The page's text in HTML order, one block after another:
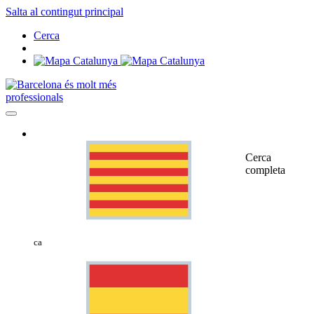
Salta al contingut principal
Cerca
professionals
ca
Cerca
completa